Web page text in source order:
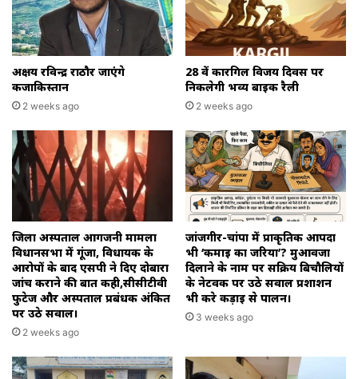
अक्षय रविन्द्र राठौर जाएंगे
कजाकिस्तान
2 weeks ago
28 वें कारगिल विजय दिवस पर
निकलेगी भव्य बाइक रैली
2 weeks ago
जिला अस्पताल आगजनी मामला
विधानसभा में गूंजा, विधायक के
आरोपों के बाद एसपी ने दिए दोबारा
जांच कराने की बात कही,सीसीटीवी
फुटेज और अस्पताल प्रबंधक अंकित
पर उठे सवाल।
2 weeks ago
जांजगीर-चांपा में प्राकृतिक आपदा
भी ‘कमाई का जरिया’? मुआवजा
दिलाने के नाम पर सक्रिय बिचौलियों
के नेटवर्क पर उठे सवाल प्रशाशन
भी करे कड़ाई से पालन।
3 weeks ago